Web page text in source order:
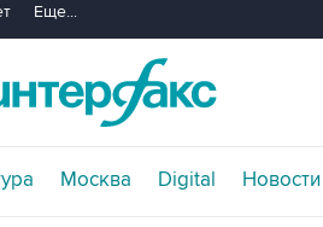
Еще...
Москва Digital Новости